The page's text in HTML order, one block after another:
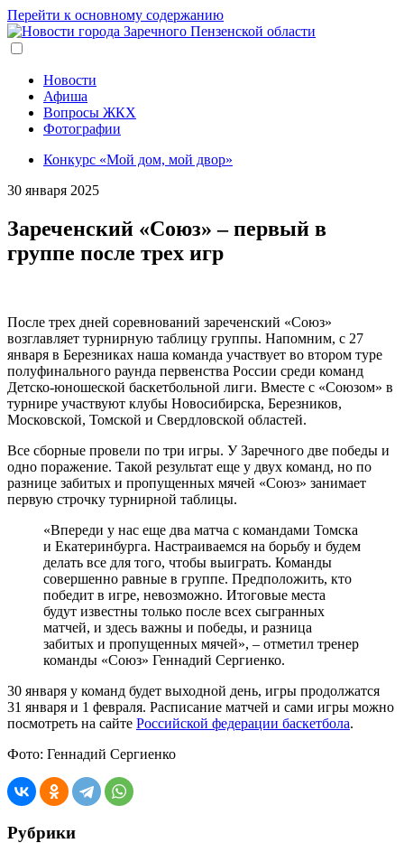
Перейти к основному содержанию
Новости
Афиша
Вопросы ЖКХ
Фотографии
Конкурс «Мой дом, мой двор»
30 января 2025
Зареченский «Союз» – первый в
группе после трех игр
После трех дней соревнований зареченский «Союз»
возглавляет турнирную таблицу группы. Напомним, с 27
января в Березниках наша команда участвует во втором туре
полуфинального раунда первенства России среди команд
Детско-юношеской баскетбольной лиги. Вместе с «Союзом» в
турнире участвуют клубы Новосибирска, Березников,
Московской, Томской и Свердловской областей.
Все сборные провели по три игры. У Заречного две победы и
одно поражение. Такой результат еще у двух команд, но по
разнице забитых и пропущенных мячей «Союз» занимает
первую строчку турнирной таблицы.
«Впереди у нас еще два матча с командами Томска
и Екатеринбурга. Настраиваемся на борьбу и будем
делать все для того, чтобы выиграть. Команды
совершенно равные в группе. Предположить, кто
победит в игре, невозможно. Итоговые места
будут известны только после всех сыгранных
матчей, и здесь важны и победы, и разница
забитых и пропущенных мячей», – отметил тренер
команды «Союз» Геннадий Сергиенко.
30 января у команд будет выходной день, игры продолжатся
31 января и 1 февраля. Расписание матчей и сами игры можно
посмотреть на сайте Российской федерации баскетбола.
Фото: Геннадий Сергиенко
Рубрики